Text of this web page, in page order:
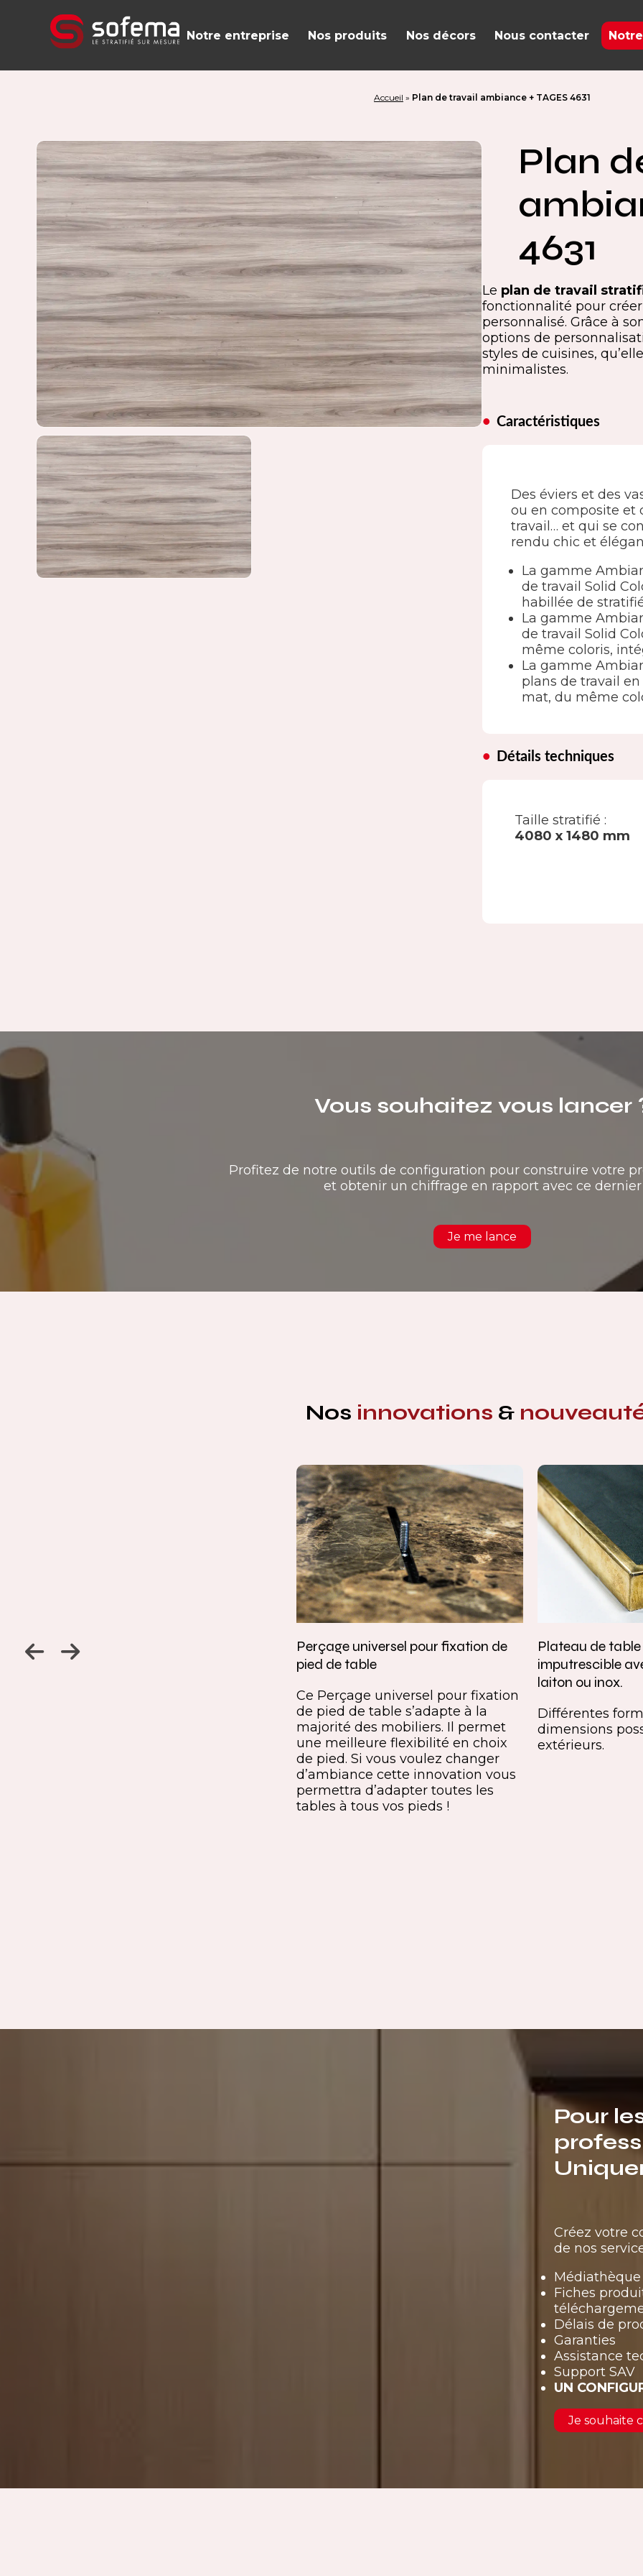
Notre entreprise Nos produits Nos décors Nous contacter
Accueil » Plan de travail ambiance + TAGES 4631
Plan
4631
Le plan de travail
fonctionnalité pour
personnalisé. Grâce à
options de
styles de cuisines,
minimalistes.
Caractéristiques
Des éviers et des
ou en composite et
travail… et qui se
rendu chic et
La gamme
de travail Solid
habillée de
La gamme
de travail Solid
même coloris,
La gamme
plans de travail
mat, du même
Détails techniques
Taille stratifié :
4080 x 1480 mm
Vous souhaitez vous lancer
Profitez de notre outils de configuration pour construire votre
et obtenir un chiffrage en rapport avec ce dernier
Je me lance
Nos innovations &
Jambage à 45
Perçage universel pour fixation de
pied de table
Ce Perçage universel pour fixation
de pied de table s’adapte à la
majorité des mobiliers. Il permet
une meilleure flexibilité en choix
de pied. Si vous voulez changer
d’ambiance cette innovation vous
permettra d’adapter toutes les
tables à tous vos pieds !
Plateau de
imputrescible
laiton ou inox.
Différentes
dimensions
extérieurs.
Pour
Créez votre
de nos
Fiches
Délais de
Garanties
Assistance
Support SAV
UN
Je souhaite